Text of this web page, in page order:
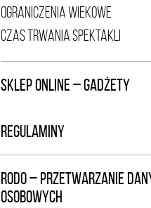
OGRANICZENIA WIEKOWE
CZAS TRWANIA SPEKTAKLI
SKLEP ONLINE – GADŻETY
REGULAMINY
RODO – PRZETWARZANIE
OSOBOWYCH